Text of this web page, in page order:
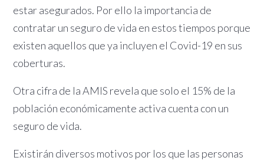
estar asegurados. Por ello la importancia de
contratar un seguro de vida en estos tiempos porque
existen aquellos que ya incluyen el Covid-19 en sus
coberturas.
Otra cifra de la AMIS revela que solo el 15% de la
población económicamente activa cuenta con un
seguro de vida.
Existirán diversos motivos por los que las personas